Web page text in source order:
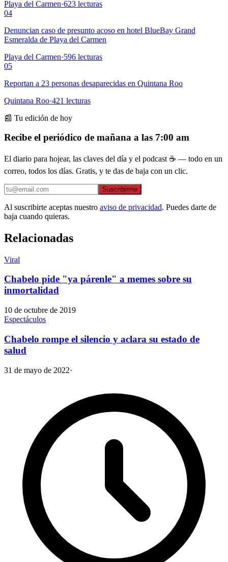
Playa del Carmen·623 lecturas
04
Denuncian caso de presunto acoso en hotel BlueBay Grand
Esmeralda de Playa del Carmen
Playa del Carmen·596 lecturas
05
Reportan a 23 personas desaparecidas en Quintana Roo
Quintana Roo·421 lecturas
📰 Tu edición de hoy
Recibe el periódico de mañana a las 7:00 am
El diario para hojear, las claves del día y el podcast ☕ — todo en un
correo, todos los días. Gratis, y te das de baja con un clic.
Suscribirme
Al suscribirte aceptas nuestro aviso de privacidad. Puedes darte de
baja cuando quieras.
Relacionadas
Viral
Chabelo pide "ya párenle" a memes sobre su
inmortalidad
10 de octubre de 2019
Espectáculos
Chabelo rompe el silencio y aclara su estado de
salud
31 de mayo de 2022·